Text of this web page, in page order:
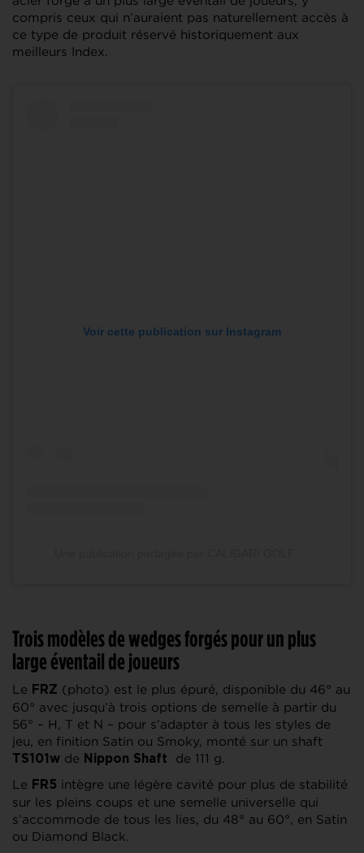
compris ceux qui n’auraient pas naturellement accès à
ce type de produit réservé historiquement aux
meilleurs Index.
Voir cette publication sur Instagram
Trois modèles de wedges forgés pour un plus
large éventail de joueurs
Le FRZ (photo) est le plus épuré, disponible du 46° au
60° avec jusqu’à trois options de semelle à partir du
56° – H, T et N – pour s’adapter à tous les styles de
jeu, en finition Satin ou Smoky, monté sur un shaft
TS101w de Nippon Shaft
de 111 g.
Le FR5 intègre une légère cavité pour plus de stabilité
sur les pleins coups et une semelle universelle qui
s’accommode de tous les lies, du 48° au 60°, en Satin
ou Diamond Black.